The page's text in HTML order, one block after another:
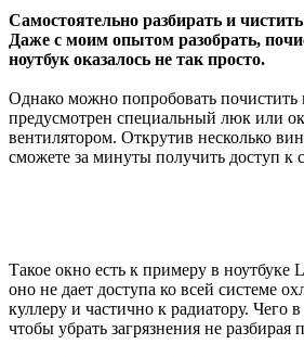
Самостоятельно разбирать и
Даже с моим опытом разобрать,
ноутбук оказалось не так просто.
Однако можно попробовать почистить
предусмотрен специальный люк или
вентилятором. Открутив несколько
сможете за минуты получить доступ к
Такое окно есть к примеру в ноутбуке
оно не дает доступа ко всей системе
куллеру и частично к радиатору. Чего
чтобы убрать загрязнения не разбирая